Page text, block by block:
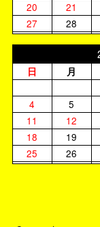
20
21
27
28
日 月
4
5
11
12
18
19
25
26